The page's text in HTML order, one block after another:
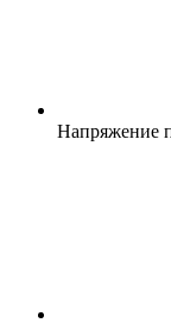
Напряжение